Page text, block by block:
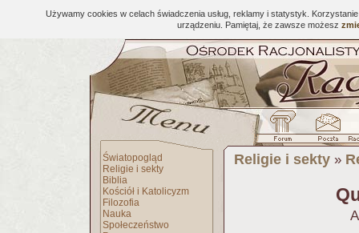
Używamy cookies w celach świadczenia usług, reklamy i statystyk.
urządzeniu. Pamiętaj, że zawsze możesz
Światopogląd
Religie i sekty
Biblia
Kościół i Katolicyzm
Filozofia
Nauka
Społeczeństwo
Religie i sekty »